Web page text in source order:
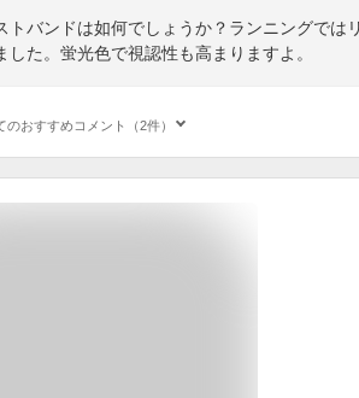
バンドは如何でしょうか？ランニングでは
た。蛍光色で視認性も高まりますよ。
のおすすめコメント（2件）